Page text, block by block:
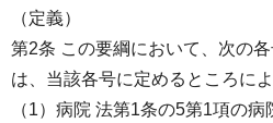
（定義）
第2条 この要綱において、次の
は、当該各号に定めるところによ
（1）病院 法第1条の5第1項の病